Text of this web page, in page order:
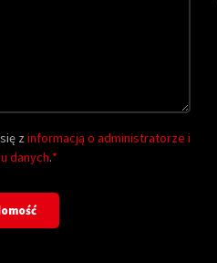
z informacją o administratorze i
danych.*